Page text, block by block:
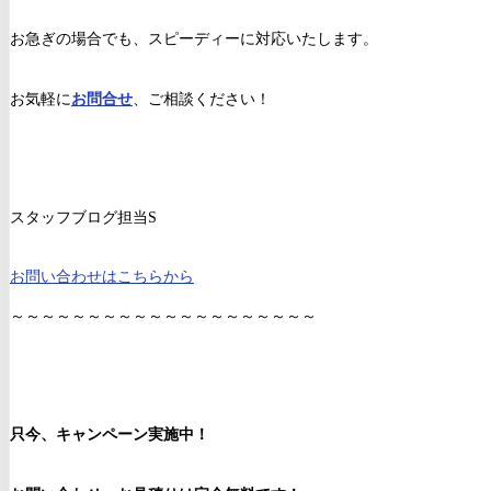
お急ぎの場合でも、スピーディーに対応いたします。
お気軽に お問合せ 、ご相談ください！
スタッフブログ担当S
お問い合わせはこちらから
～～～～～～～～～～～～～～～～～～～～
只今、キャンペーン実施中！